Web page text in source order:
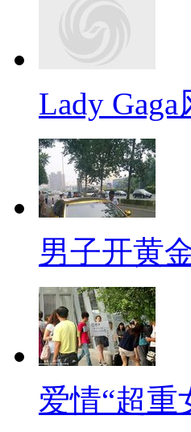
Lady
男子开黄
爱情“超重